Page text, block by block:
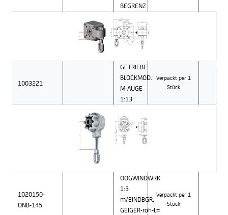
BEGRENZ
1003221
GETRIEBE
BLOCKMOD.
M-AUGE
1:13
Verpackt per 1
Stück
1020150-
ONB-145
OOGWINDWRK
1:3
m/EINDBGR.
GEIGER-roh-L=
Verpackt per 1
Stück